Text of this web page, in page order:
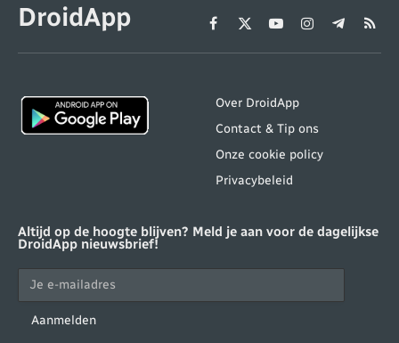
DroidApp Facebook
X
(Twitter)
YouTubeInstagram
Telegram
RSS
Over DroidApp
Contact & Tip ons
Onze cookie policy
Privacybeleid
Altijd op de hoogte blijven? Meld je aan voor de dagelijkse
DroidApp nieuwsbrief!
Aanmelden